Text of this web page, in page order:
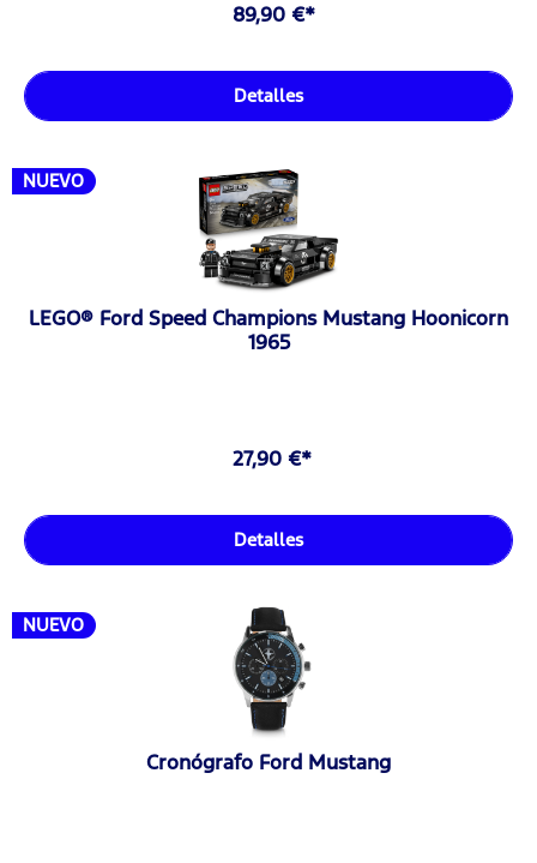
89,90 €*
Detalles
NUEVO
LEGO® Ford Speed Champions Mustang Hoonicorn
1965
27,90 €*
Detalles
NUEVO
Cronógrafo Ford Mustang